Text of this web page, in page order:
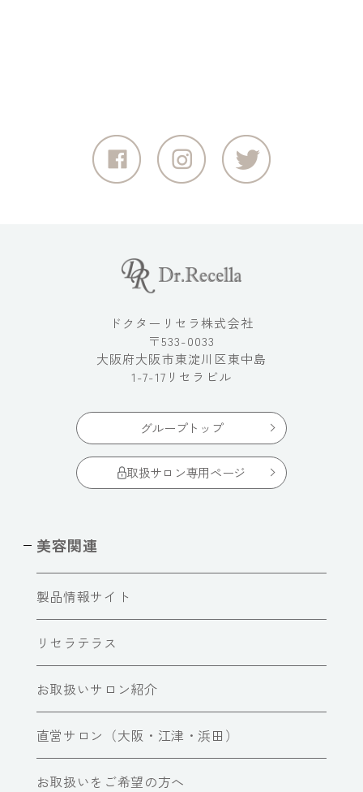
ドクターリセラ株式会社
〒533-0033
大阪府大阪市東淀川区東中島
1-7-17リセラビル
グループトップ
取扱サロン専用ページ
美容関連
製品情報サイト
リセラテラス
お取扱いサロン紹介
直営サロン（大阪・江津・浜田）
お取扱いをご希望の方へ